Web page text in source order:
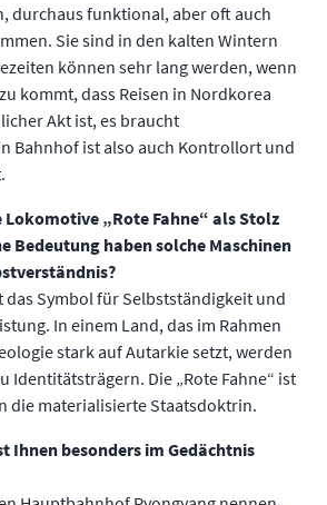
durchaus funktional, aber oft auch
Sie sind in den kalten Wintern
können sehr lang werden, wenn
kommt, dass Reisen in Nordkorea
Akt ist, es braucht
Bahnhof ist also auch Kontrollort und
Lokomotive „Rote Fahne“ als Stolz
Bedeutung haben solche Maschinen
das Symbol für Selbstständigkeit und
In einem Land, das im Rahmen
stark auf Autarkie setzt, werden
Identitätsträgern. Die „Rote Fahne“ ist
die materialisierte Staatsdoktrin.
Ihnen besonders im Gedächtnis